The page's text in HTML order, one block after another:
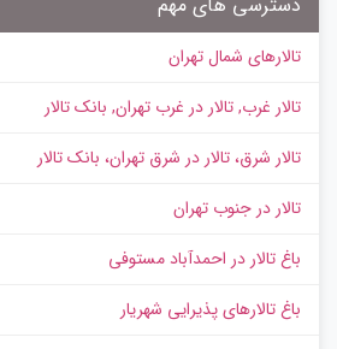
تالارهای شمال تهران
تالار غرب, تالار در غرب تهران, بانک تالار
تالار شرق، تالار در شرق تهران، بانک تالار
تالار در جنوب تهران
باغ تالار در احمدآباد مستوفی
باغ تالارهای پذیرایی شهریار